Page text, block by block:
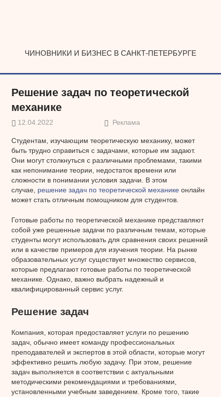
ЧИНОВНИКИ И БИЗНЕС В САНКТ-ПЕТЕРБУРГЕ
Решение задач по теоретической
механике
12.04.2022 Реклама
Студентам, изучающим теоретическую механику, может
быть трудно справиться с задачами, которые им задают.
Они могут столкнуться с различными проблемами, такими
как непонимание теории, недостаток времени или
сложности в понимании условия задачи. В этом
случае, решение задач по теоретической механикеонлайн
может стать отличным помощником для студентов.
Готовые работы по теоретической механике представляют
собой уже решенные задачи по различным темам, которые
студенты могут использовать для сравнения своих решений
или в качестве примеров для изучения теории. На рынке
образовательных услуг существует множество сервисов,
которые предлагают готовые работы по теоретической
механике. Однако, важно выбрать надежный и
квалифицированный сервис услуг.
Решение задач
Компания, которая предоставляет услуги по решению
задач, обычно имеет команду профессиональных
преподавателей и экспертов в этой области, которые могут
эффективно решить любую задачу. При этом, решение
задач выполняется в соответствии с актуальными
методическими рекомендациями и требованиями,
установленными учебным заведением. Кроме того, такие